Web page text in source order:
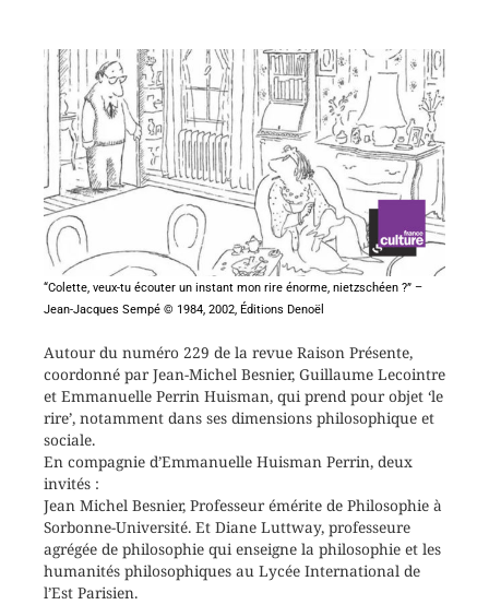
“Colette, veux-tu écouter un instant mon rire énorme, nietzschéen ?” –
Jean-Jacques Sempé © 1984, 2002, Éditions Denoël
Autour du numéro 229 de la revue Raison Présente,
coordonné par Jean-Michel Besnier, Guillaume Lecointre
et Emmanuelle Perrin Huisman, qui prend pour objet ‘le
rire’, notamment dans ses dimensions philosophique et
sociale.
En compagnie d’Emmanuelle Huisman Perrin, deux
invités :
Jean Michel Besnier, Professeur émérite de Philosophie à
Sorbonne-Université. Et Diane Luttway, professeure
agrégée de philosophie qui enseigne la philosophie et les
humanités philosophiques au Lycée International de
l’Est Parisien.